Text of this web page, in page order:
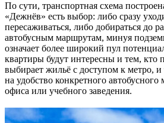
По сути, транспортная схема
«Дежнёв» есть выбор: либо сразу
пересаживаться, либо добираться до
автобусным маршрутам, минуя
означает более широкий пул
квартиры будут интересны и тем, кто
выбирает жильё с доступом к метро, и
на удобство конкретного автобусного
офиса или учебного заведения.